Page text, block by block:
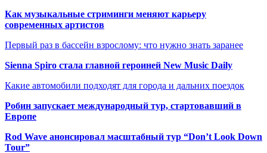
Как музыкальные стриминги меняют карьеру
современных артистов
Первый раз в бассейн взрослому: что нужно знать заранее
Sienna Spiro стала главной героиней New Music Daily
Какие автомобили подходят для города и дальних поездок
Робин запускает международный тур, стартовавший в
Европе
Rod Wave анонсировал масштабный тур “Don’t Look Down
Tour”